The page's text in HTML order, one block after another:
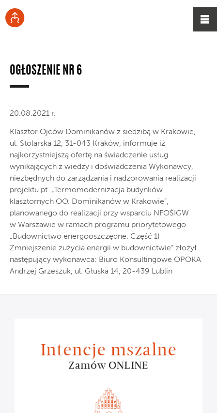
OGŁOSZENIE NR 6
20.08.2021 r.
Klasztor Ojców Dominikanów z siedzibą w Krakowie,
ul. Stolarska 12, 31-043 Kraków, informuje iż
najkorzystniejszą ofertę na świadczenie usług
wynikających z wiedzy i doświadczenia Wykonawcy,
niezbędnych do zarządzania i nadzorowania realizacji
projektu pt. „Termomodernizacja budynków
klasztornych OO. Dominikanów w Krakowie”,
planowanego do realizacji przy wsparciu NFOŚIGW
w Warszawie w ramach programu priorytetowego
„Budownictwo energooszczędne. Część 1)
Zmniejszenie zużycia energii w budownictwie” złożył
następujący wykonawca: Biuro Konsultingowe OPOKA
Andrzej Grzeszuk, ul. Głuska 14, 20-439 Lublin